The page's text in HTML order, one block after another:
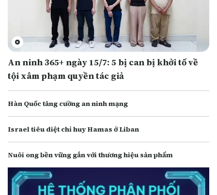
An ninh 365+ ngày 15/7: 5 bị can bị khởi tố về
tội xâm phạm quyền tác giả
Hàn Quốc tăng cường an ninh mạng
Israel tiêu diệt chỉ huy Hamas ở Liban
Nuôi ong bền vững gắn với thương hiệu sản phẩm